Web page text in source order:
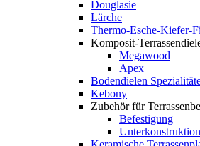
Douglasie
Lärche
Thermo-Esche-Kiefer-
Komposit-
Megawood
Apex
Bodendielen
Kebony
Zubehör für
Befestigung